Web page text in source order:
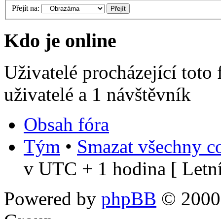
Přejít na:
Kdo je online
Uživatelé procházející
uživatelé a 1 návštěvník
Obsah fóra
Tým • Smazat všechny
v UTC + 1 hodina [
Powered by phpBB ©